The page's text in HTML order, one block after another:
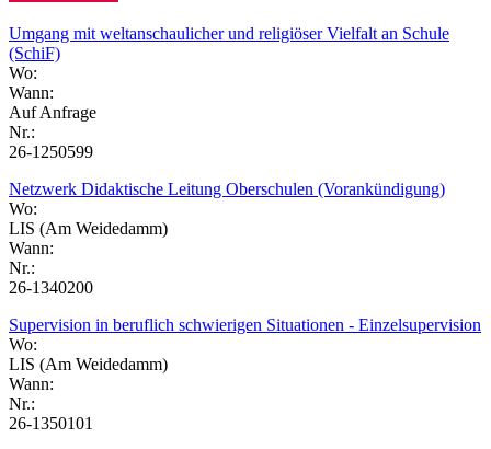
Umgang mit weltanschaulicher und religiöser Vielfalt an Schule
(SchiF)
Wo:
Wann:
Auf Anfrage
Nr.:
26-1250599
Netzwerk Didaktische Leitung Oberschulen (Vorankündigung)
Wo:
LIS (Am Weidedamm)
Wann:
Nr.:
26-1340200
Supervision in beruflich schwierigen Situationen - Einzelsupervision
Wo:
LIS (Am Weidedamm)
Wann:
Nr.:
26-1350101